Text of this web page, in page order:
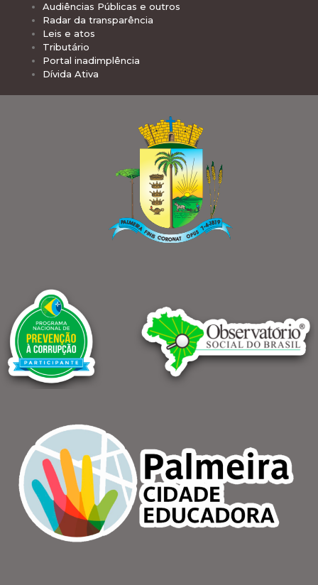
Audiências Públicas e outros
Radar da transparência
Leis e atos
Tributário
Portal inadimplência
Dívida Ativa